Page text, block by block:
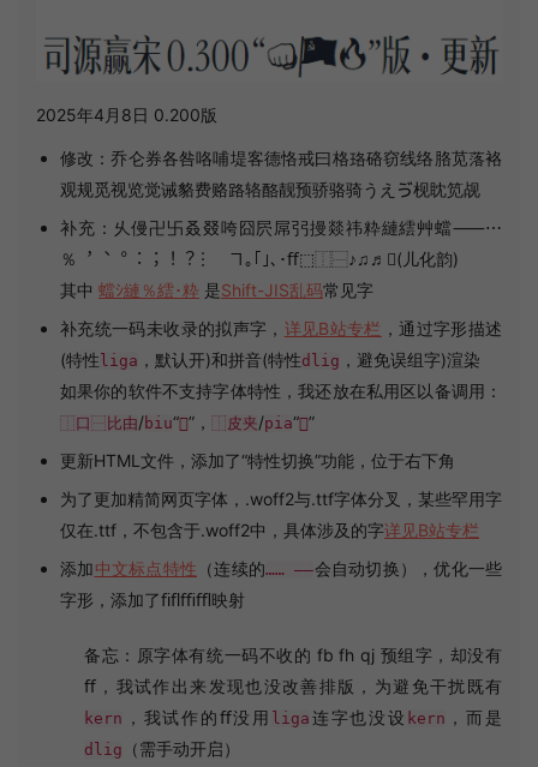
2025年4月8日 0.200版
修改：乔仑券各咎咯哺堤客德恪戒曰格珞硌窃线络胳苋落袼
观规觅视览觉诫貉费赂路辂酪靓预骄骆骑うえゔ枧眈笕觇
补充：乆僈卍卐叒叕咵囧屄屌弜摱燚祎粋縺繧艸蟷⸺⋯
％︐︑︒︓︔︕︖︙ゟヿ｡｢｣､･ﬀ⬚⿰⿱♪♫♬𖿲(儿化韵)
其中 蟷ｼ縺％繧･粋 是Shift-JIS乱码常见字
补充统一码未收录的拟声字， 详见B站专栏 ，通过字形描述
(特性 liga ，默认开)和拼音(特性dlig ，避免误组字)渲染
如果你的软件不支持字体特性，我还放在私用区以备调用：
⿰口⿱比由/biu“”， ⿰皮夹/pia“”
更新HTML文件，添加了“特性切换”功能，位于右下角
为了更加精简网页字体，.woff2与.ttf字体分叉，某些罕用字
仅在.ttf，不包含于.woff2中，具体涉及的字详见B站专栏
添加中文标点特性 （连续的…… ——会自动切换），优化一些
字形，添加了ﬁﬂﬃﬄ映射
备忘：原字体有统一码不收的 fb fh qj 预组字，却没有
ﬀ，我试作出来发现也没改善排版，为避免干扰既有
kern ，我试作的ﬀ没用 liga 连字也没设 kern ，而是
dlig （需手动开启）